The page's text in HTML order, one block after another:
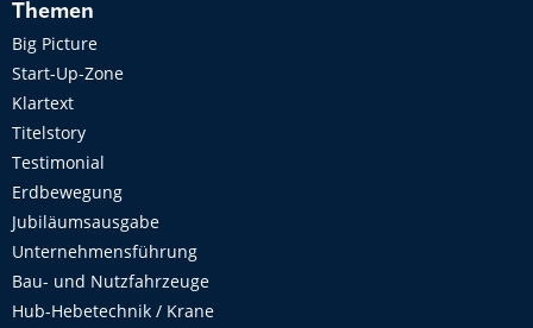
Themen
Big Picture
Start-Up-Zone
Klartext
Titelstory
Testimonial
Erdbewegung
Jubiläumsausgabe
Unternehmensführung
Bau- und Nutzfahrzeuge
Hub-Hebetechnik / Krane